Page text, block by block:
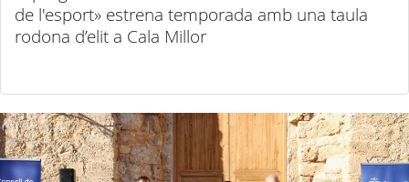
de l'esport» estrena temporada amb una taula
rodona d’elit a Cala Millor